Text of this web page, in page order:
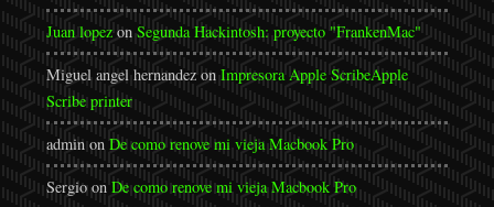
Juan lopezon Segunda Hackintosh: proyecto "FrankenMac"
Miguel angel hernandezon Impresora Apple ScribeApple
Scribe printer
adminon De como renove mi vieja Macbook Pro
Sergioon De como renove mi vieja Macbook Pro